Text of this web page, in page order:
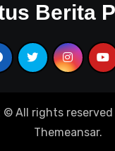
Berita
© All rights reserved
Themeansar.